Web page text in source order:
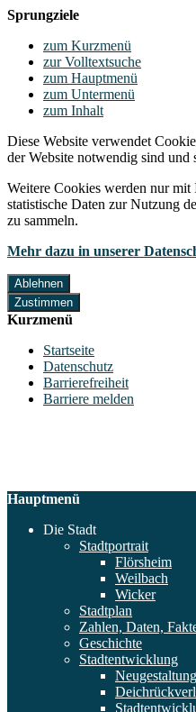
Sprungziele
zum Kurzmenü
zur Volltextsuche
zum Hauptmenü
zum Untermenü
zum Inhalt
Diese Website verwendet
der Website notwendig sind und
Weitere Cookies werden nur
statistische Daten zur Nutzung
zu sammeln.
Mehr dazu in unserer
Ablehnen
Zustimmen
Kurzmenü
Startseite
Datenschutz
Barrierefreiheit
Barriere melden
Hauptmenü
Die Stadt
Stadtportrait
Flörsheim
Weilbach
Wicker
Stadtplan
Zahlen, Daten,
Geschichte
Stadtentwicklung